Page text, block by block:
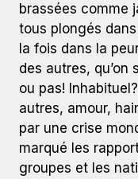
brassées comme
tous plongés
la fois dans la
des autres, qu’on
ou pas!
autres, amour,
par une crise
marqué les
groupes et les